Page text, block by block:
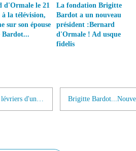
d'Ormale le 21
à la télévision,
sur son épouse
La fondation Brigitte
Bardot a un nouveau
président :Bernard
d'Ormale ! Ad usque
fidelis
Brigitte Bardot veut sauver les lévriers d'une mort lente"